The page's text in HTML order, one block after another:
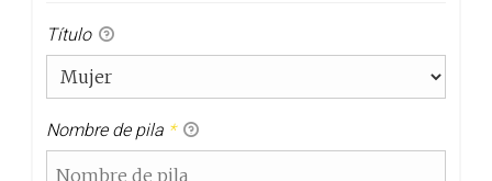
Título
Nombre de pila *